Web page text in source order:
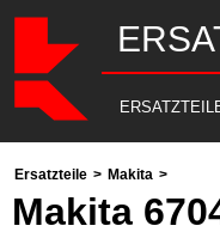
Ersatzteile > Makita >
Makita